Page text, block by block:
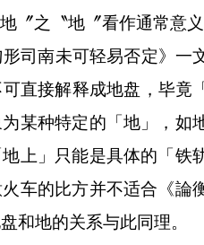
〞之〝地〞看作通常意
司南未可轻易否定》一
直接解释成地盘，毕竟
某种特定的「地」，
上」只能是具体的「
火车的比方并不适合《
和地的关系与此同理。